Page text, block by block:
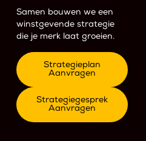
Samen bouwen we een
winstgevende strategie
die je merk laat groeien.
Strategieplan
Aanvragen
Strategiegesprek
Aanvragen